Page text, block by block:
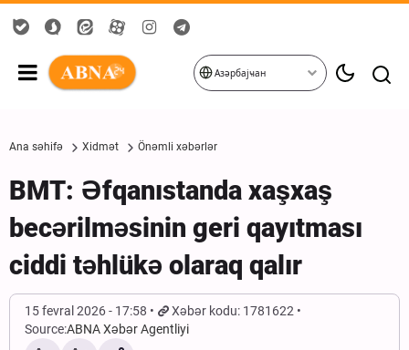
Азәрбајҹан
Ana səhifə Xidmət Önəmli xəbərlər
BMT: Əfqanıstanda xaşxaş
becərilməsinin geri qayıtması
ciddi təhlükə olaraq qalır
15 fevral 2026 - 17:58
Xəbər kodu: 1781622
Source:ABNA Xəbər Agentliyi